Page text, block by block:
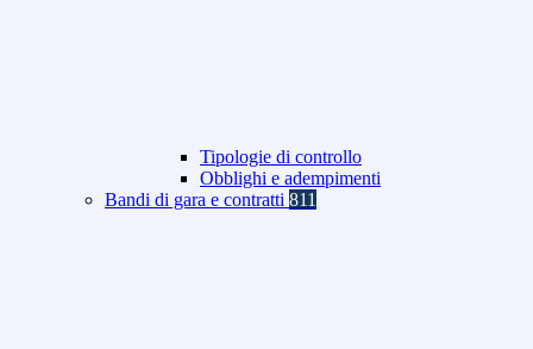
Tipologie di controllo
Obblighi e adempimenti
Bandi di gara e contratti 811